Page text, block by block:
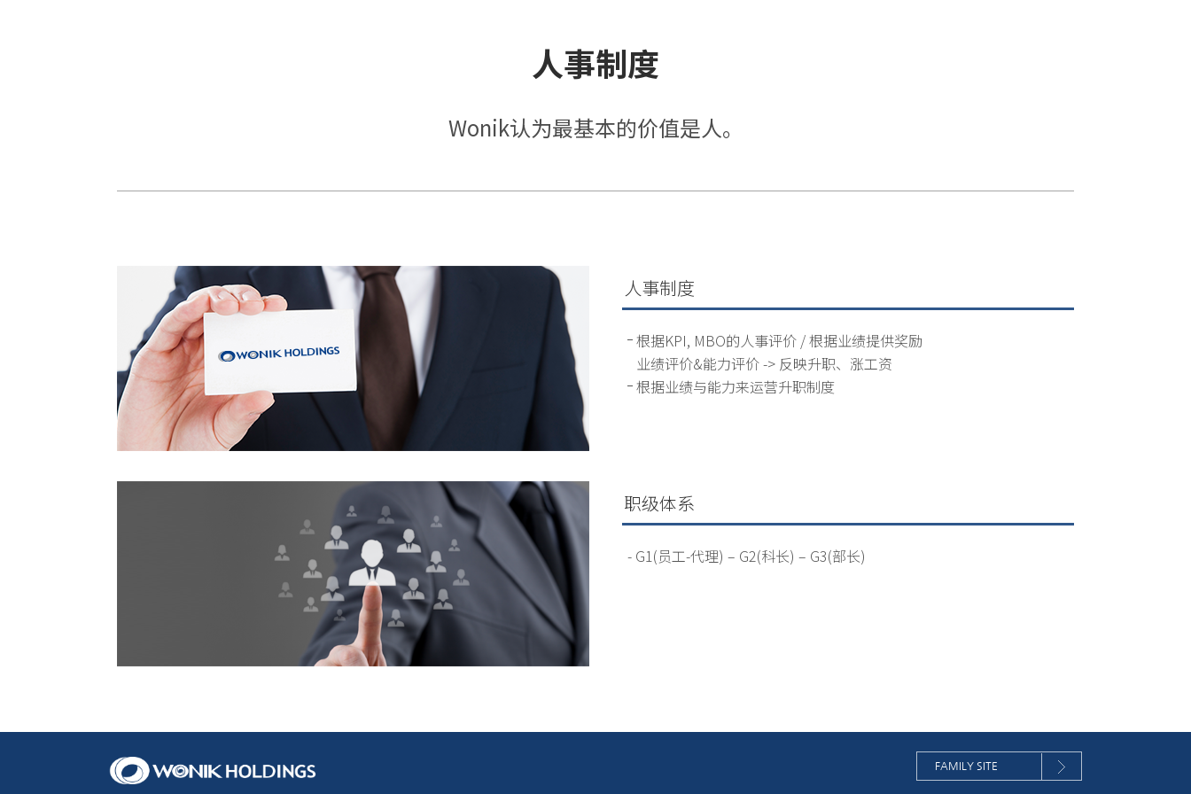
人事制度
Wonik认为最基本的价值是人。
人事制度
根据KPI, MBO的人事评价 / 根据业绩提供奖励
业绩评价&能力评价 -> 反映升职、涨工资
根据业绩与能力来运营升职制度
职级体系
- G1(员工-代理) – G2(科长) – G3(部长)
FAMILY SITE